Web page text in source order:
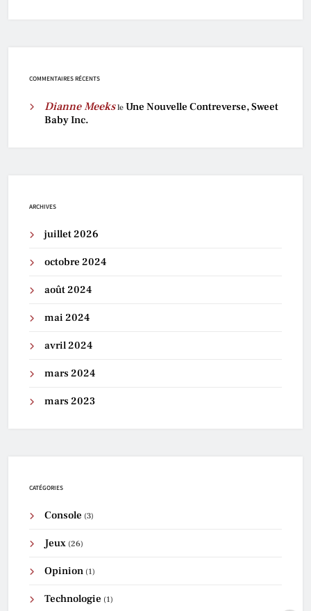
COMMENTAIRES RÉCENTS
Dianne Meeksle Une Nouvelle Contreverse, Sweet
Baby Inc.
ARCHIVES
juillet 2026
octobre 2024
août 2024
mai 2024
avril 2024
mars 2024
mars 2023
CATÉGORIES
Console (3)
Jeux (26)
Opinion (1)
Technologie (1)